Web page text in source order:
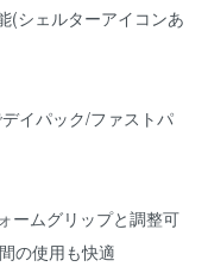
(シェルターアイコンあ
イパック/ファストパ
ームグリップと調整可
の使用も快適